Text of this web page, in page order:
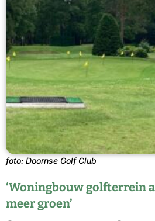
foto: Doornse Golf Club
‘Woningbouw golfterrein
meer groen’